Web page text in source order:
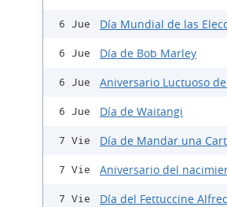
6 Jue Día Mundial de las
6 Jue Día de Bob Marley
6 Jue Aniversario Luctuoso
6 Jue Día de Waitangi
7 Vie Día de Mandar una
7 Vie Aniversario del
7 Vie Día del Fettuccine